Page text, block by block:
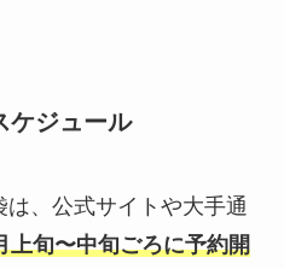
ケジュール
、公式サイトや大手通
上旬〜中旬ごろに予約開